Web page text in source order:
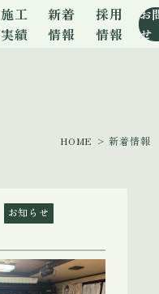
施工
実績
新着
情報
採用
情報
お
せ
HOME > 新着情報
お知らせ